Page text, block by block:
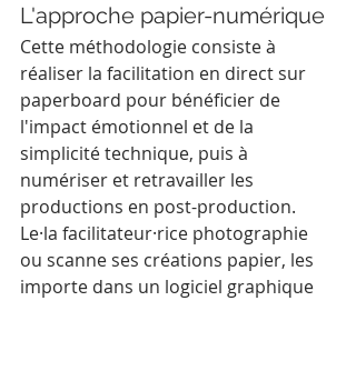
L'approche papier-numérique
Cette méthodologie consiste à
réaliser la facilitation en direct sur
paperboard pour bénéficier de
l'impact émotionnel et de la
simplicité technique, puis à
numériser et retravailler les
productions en post-production.
Le·la facilitateur·rice photographie
ou scanne ses créations papier, les
importe dans un logiciel graphique